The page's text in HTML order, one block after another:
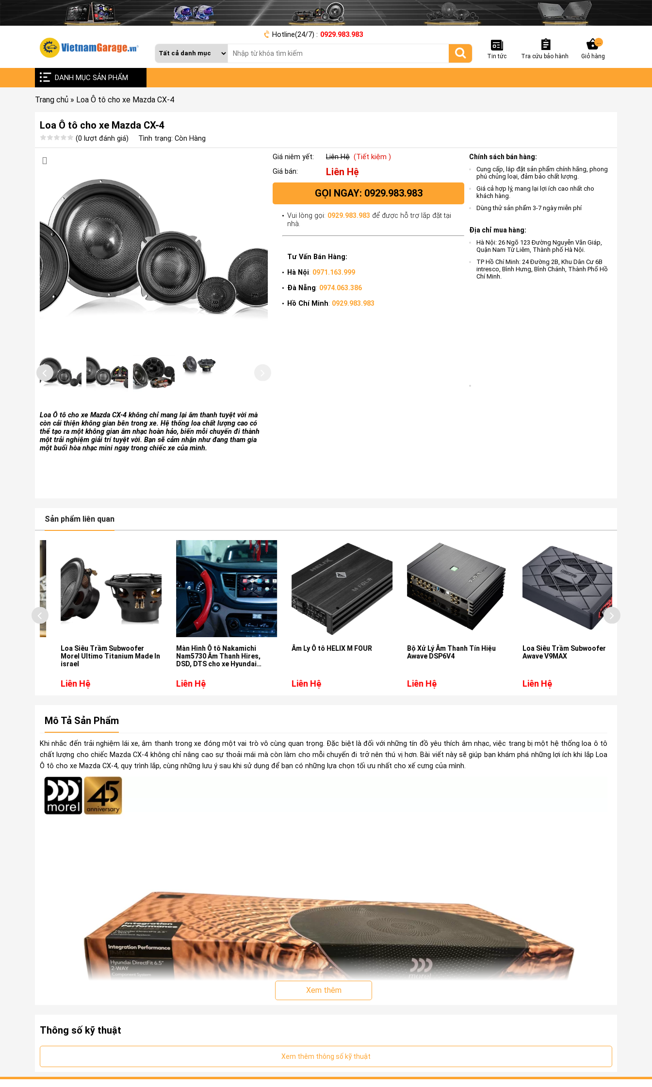
Hotline(24/7) : 0929.983.983
Tin tức Tra cứu bảo hành Giỏ hàng
DANH MỤC SẢN PHẨM
Trang chủ » Loa Ô tô cho xe Mazda CX-4
Loa Ô tô cho xe Mazda CX-4
(0 lượt đánh giá) Tình trạng: Còn Hàng
Loa Ô tô cho xe Mazda CX-4 không chỉ mang lại âm thanh tuyệt vời mà
còn cải thiện không gian bên trong xe. Hệ thống loa chất lượng cao có
thể tạo ra một không gian âm nhạc hoàn hảo, biến mỗi chuyến đi thành
một trải nghiệm giải trí tuyệt vời. Bạn sẽ cảm nhận như đang tham gia
một buổi hòa nhạc mini ngay trong chiếc xe của mình.
Giá niêm yết: Liên Hệ (Tiết kiệm )
Giá bán:
Liên Hệ
GỌI NGAY: 0929.983.983
Vui lòng gọi: 0929.983.983 để được hỗ trợ lắp đặt tại
nhà.
Tư Vấn Bán Hàng:
Hà Nội: 0971.163.999
Đà Nẵng: 0974.063.386
Hồ Chí Minh: 0929.983.983
Chính sách bán hàng:
Cung cấp, lắp đặt sản phẩm chính hãng, phong
phú chủng loại, đảm bảo chất lượng.
Giá cả hợp lý, mang lại lợi ích cao nhất cho
khách hàng.
Dùng thử sản phẩm 3-7 ngày miễn phí
Địa chỉ mua hàng:
Hà Nội: 26 Ngõ 123 Đường Nguyễn Văn Giáp,
Quận Nam Từ Liêm, Thành phố Hà Nội.
TP Hồ Chí Minh: 24 Đường 2B, Khu Dân Cư 6B
intresco, Bình Hưng, Bình Chánh, Thành Phố Hồ
Chí Minh.
Sản phẩm liên quan
Loa Siêu Trầm Subwoofer
Morel Ultimo Titanium Made In
israel
Liên Hệ
Màn Hình Ô tô Nakamichi
Nam5730 Âm Thanh Hires,
DSD, DTS cho xe Hyundai
Liên Hệ
Âm Ly Ô tô HELIX M FOUR
Liên Hệ
Bộ Xử Lý Âm Thanh Tín Hiệu
Awave DSP6V4
Liên Hệ
Loa Siêu Trầm Subwoofer
Awave V9MAX
Liên Hệ
Mô Tả Sản Phẩm
Khi nhắc đến trải nghiệm lái xe, âm thanh trong xe đóng một vai trò vô cùng quan trọng. Đặc biệt là đối với những tín đồ yêu thích âm nhạc, việc trang bị một hệ thống loa ô tô
chất lượng cho chiếc Mazda CX-4 không chỉ nâng cao sự thoải mái mà còn làm cho mỗi chuyến đi trở nên thú vị hơn. Bài viết này sẽ giúp bạn khám phá những lợi ích khi lắp Loa
Ô tô cho xe Mazda CX-4, quy trình lắp, cùng những lưu ý sau khi sử dụng để bạn có những lựa chọn tối ưu nhất cho xế cưng của mình.
Xem thêm
Thông số kỹ thuật
Xem thêm thông số kỹ thuật